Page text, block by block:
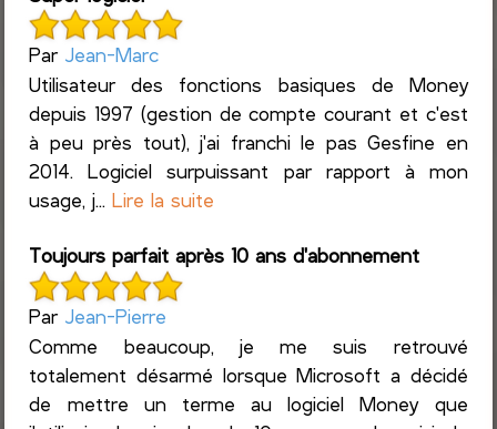
Par Jean-Marc
Utilisateur des fonctions basiques de Money
depuis 1997 (gestion de compte courant et c'est
à peu près tout), j'ai franchi le pas Gesfine en
2014. Logiciel surpuissant par rapport à mon
usage, j...Lire la suite
Toujours parfait après 10 ans d'abonnement
Par Jean-Pierre
Comme beaucoup, je me suis retrouvé
totalement désarmé lorsque Microsoft a décidé
de mettre un terme au logiciel Money que